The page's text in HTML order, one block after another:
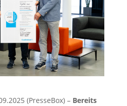
(PresseBox) – Bereits